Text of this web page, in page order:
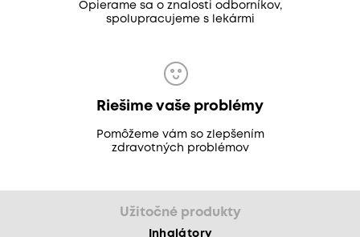
Opierame sa o znalosti odborníkov,
spolupracujeme s lekármi
Riešime vaše problémy
Pomôžeme vám so zlepšením
zdravotných problémov
Užitočné produkty
Inhalátory